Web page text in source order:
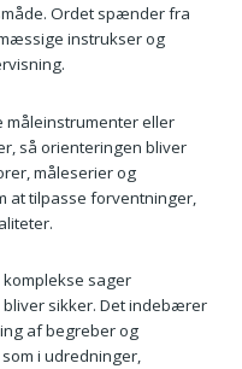
Ordet spænder fra
instrukser og
måleinstrumenter eller
så orienteringen bliver
måleserier og
at tilpasse forventninger,
sager
sikker. Det indebærer
af begreber og
i udredninger,